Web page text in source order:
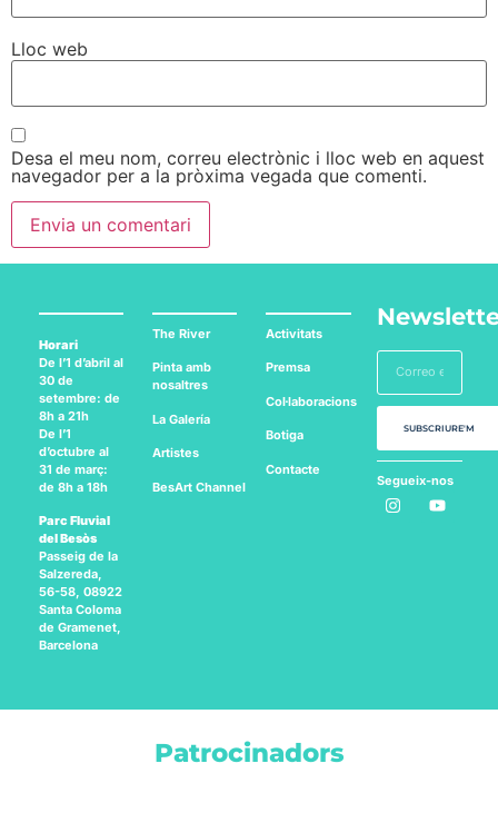
Lloc web
Desa el meu nom, correu electrònic i lloc web en aquest
navegador per a la pròxima vegada que comenti.
Horari
De l’1 d’abril al
30 de
setembre: de
8h a 21h
De l’1
d’octubre al
31 de març:
de 8h a 18h
Parc Fluvial
del Besòs
Passeig de la
Salzereda,
56-58, 08922
Santa Coloma
de Gramenet,
Barcelona
The River
Pinta amb
nosaltres
La Galería
Artistes
BesArt Channel
Activitats
Premsa
Col·laboracions
Botiga
Contacte
SUBSCRIURE'M
Segueix-nos
a:
Patrocinadors